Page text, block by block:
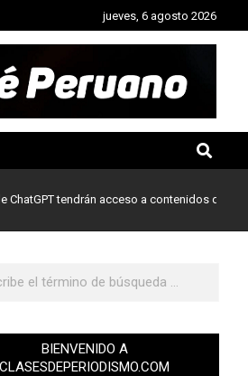
jueves, 6 agosto 2026
tendrán acceso a contenidos de noticias
BIENVENIDO A
CLASESDEPERIODISMO.COM